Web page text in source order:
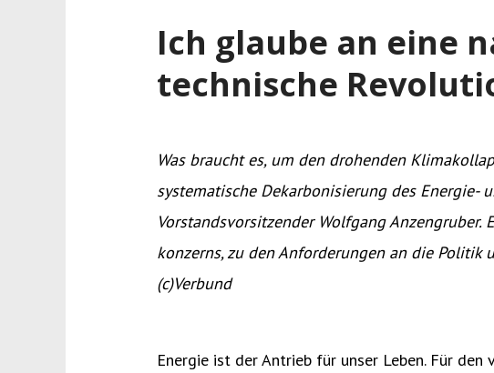
Ich glaube an eine
technische
Was braucht es, um den drohenden
systematische Dekarbonisierung des Energie-
Vorstandsvorsitzender Wolfgang
konzerns, zu den Anforderungen an die Politik
(c)Verbund
Energie ist der Antrieb für unser Leben. Für